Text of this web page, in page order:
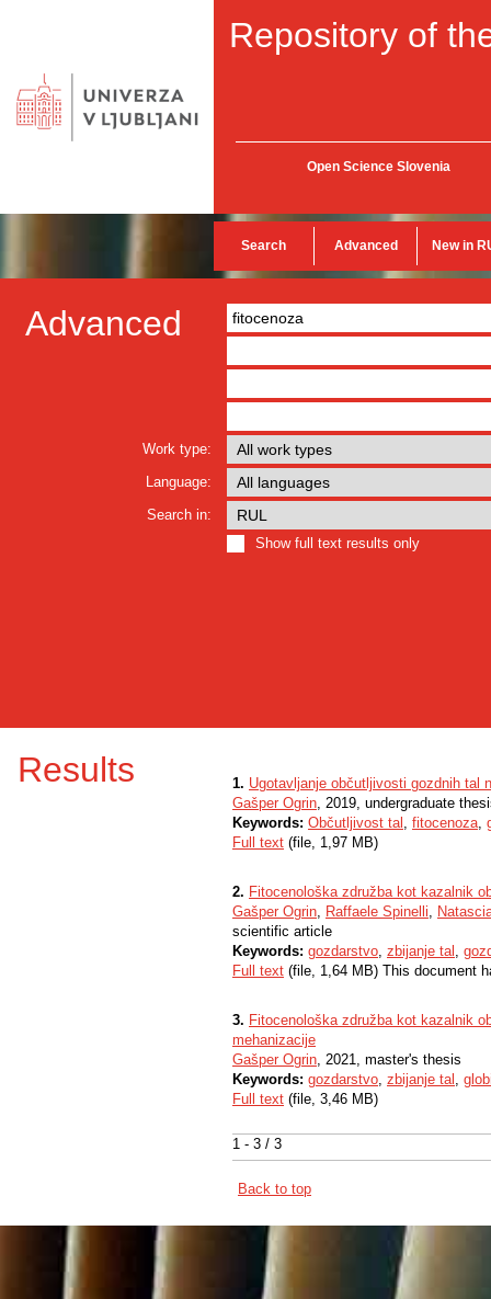
Repository of
Open Science Slovenia
Search Advanced New in
Advanced
Work type:
Language:
Search in:
Show full text results only
Results
1 - 3 / 3
1. Ugotavljanje občutljivosti gozdnih tal
Gašper Ogrin, 2019, undergraduate
Keywords: Občutljivost tal , fitocenoza,
Full text (file, 1,97 MB)
2. Fitocenološka združba kot kazalnik
Gašper Ogrin, Raffaele Spinelli,
scientific article
Keywords: gozdarstvo, zbijanje tal ,
Full text (file, 1,64 MB) This document
3. Fitocenološka združba kot kazalnik
mehanizacije
Gašper Ogrin, 2021, master's thesis
Keywords: gozdarstvo, zbijanje tal ,
Full text (file, 3,46 MB)
Back to top